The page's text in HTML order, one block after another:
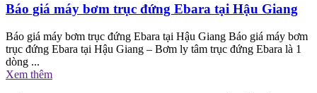
Báo giá máy bơm trục đứng Ebara tại Hậu Giang
Báo giá máy bơm trục đứng Ebara tại Hậu Giang Báo giá máy bơm
trục đứng Ebara tại Hậu Giang – Bơm ly tâm trục đứng Ebara là 1
dòng ...
Xem thêm